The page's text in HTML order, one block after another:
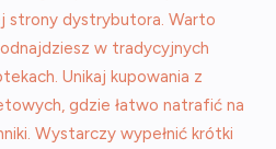
strony dystrybutora. Warto
w tradycyjnych
Unikaj kupowania z
gdzie łatwo natrafić na
Wystarczy wypełnić krótki